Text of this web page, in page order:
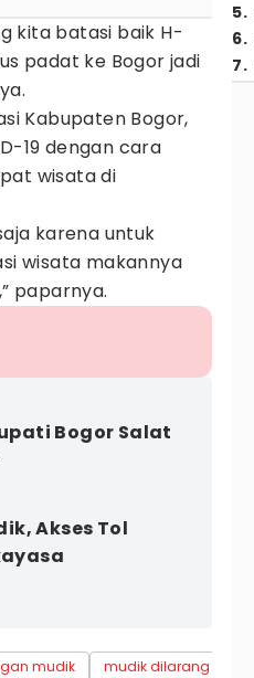
kita batasi baik H-
padat ke Bogor jadi
Kabupaten Bogor,
19 dengan cara
wisata di
karena untuk
wisata makannya
paparnya.
Bogor Salat
Akses Tol
mudik mudik dilarang
5.
6.
7.